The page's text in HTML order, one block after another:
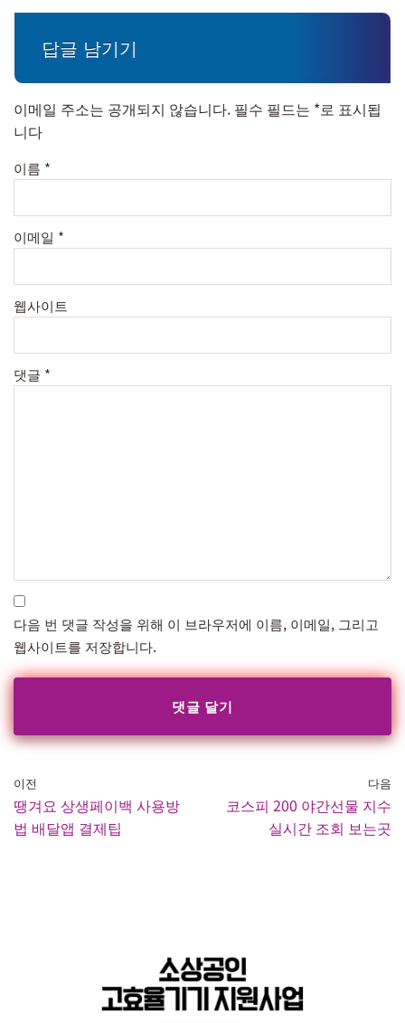
답글 남기기
이메일 주소는 공개되지 않습니다. 필수 필드는 *로 표시됩
니다
이름 *
이메일 *
웹사이트
댓글 *
다음 번 댓글 작성을 위해 이 브라우저에 이름, 이메일, 그리고
웹사이트를 저장합니다.
이전
땡겨요 상생페이백 사용방
법 배달앱 결제팁
다음
코스피 200 야간선물 지수
실시간 조회 보는곳